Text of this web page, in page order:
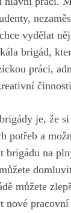
vydělat
brigád,
práci,
​je, že
potřeb a
⁤brigádu na
můžete
nové